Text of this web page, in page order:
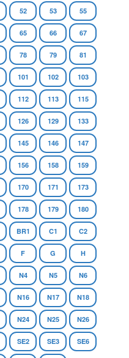
52 53 55
65 66 67
78 79 81
101 102 103
112 113 115
126 129 133
145 146 147
156 158 159
170 171 173
178 179 180
BR1 C1 C2
F G H
N4 N5 N6
N16 N17 N18
N24 N25 N26
SE2 SE3 SE6